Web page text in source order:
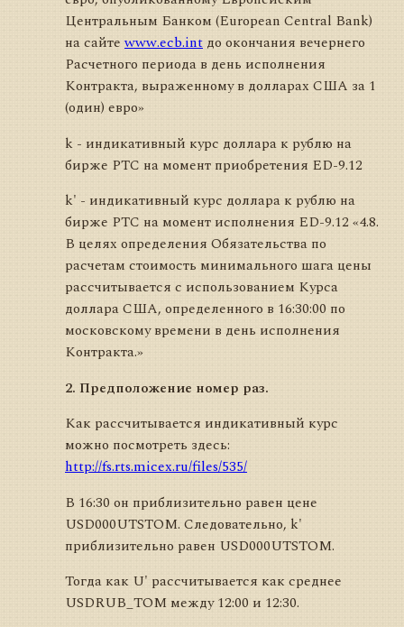
Центральным Банком (European Central Bank)
на сайтеwww.ecb.int до окончания вечернего
Расчетного периода в день исполнения
Контракта, выраженному в долларах США за 1
(один) евро»
k - индикативный курс доллара к рублю на
бирже РТС на момент приобретения ED-9.12
k' - индикативный курс доллара к рублю на
бирже РТС на момент исполнения ED-9.12 «4.8.
В целях определения Обязательства по
расчетам стоимость минимального шага цены
рассчитывается с использованием Курса
доллара США, определенного в 16:30:00 по
московскому времени в день исполнения
Контракта.»
2. Предположение номер раз.
Как рассчитывается индикативный курс
можно посмотреть здесь:
http://fs.rts.micex.ru/files/535/
В 16:30 он приблизительно равен цене
USD000UTSTOM. Следовательно, k'
приблизительно равен USD000UTSTOM.
Тогда как U' рассчитывается как среднее
USDRUB_TOM между 12:00 и 12:30.